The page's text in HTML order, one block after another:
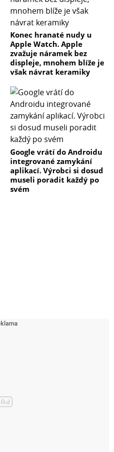
Konec hranaté nudy u
Apple Watch. Apple
zvažuje náramek bez
displeje, mnohem blíže je
však návrat keramiky
Google vrátí do Androidu
integrované zamykání
aplikací. Výrobci si dosud
museli poradit každý po
svém